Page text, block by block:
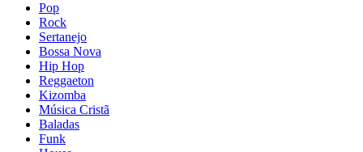
Pop
Rock
Sertanejo
Bossa Nova
Hip Hop
Reggaeton
Kizomba
Música Cristã
Baladas
Funk